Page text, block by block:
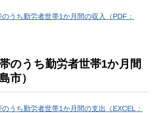
うち勤労者世帯1か月間の収入（PDF：
のうち勤労者世帯1か月間
市）
うち勤労者世帯1か月間の支出（EXCEL：